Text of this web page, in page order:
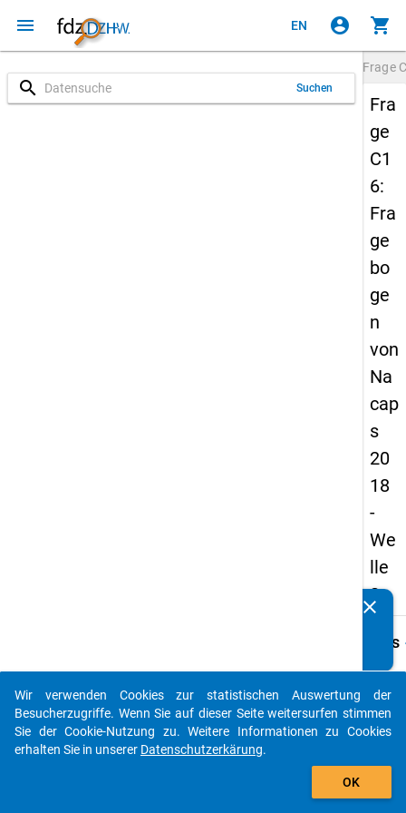
menu EN account_circle shopping_cart
search Suchen
Frage
Fra
ge
C1
6:
Fra
ge
bo
ge
n
von
Na
cap
s
20
18
-
We
lle
2
Details
C16
clear
auto_stories
add_shopping_cart
Wir verwenden Cookies zur statistischen Auswertung der
Besucherzugriffe. Wenn Sie auf dieser Seite weitersurfen stimmen
Sie der Cookie-Nutzung zu. Weitere Informationen zu Cookies
erhalten Sie in unserer Datenschutzerkärung.
OK